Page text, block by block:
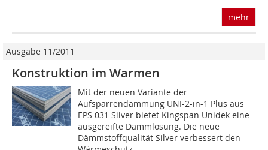
mehr
Ausgabe 11/2011
Konstruktion im Warmen
Mit der neuen Variante der
Aufsparrendämmung UNI-2-in-1 Plus aus
EPS 031 Silver bietet Kingspan Unidek eine
ausgereifte Dämmlösung. Die neue
Dämmstoffqualität Silver verbessert den